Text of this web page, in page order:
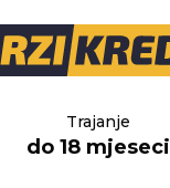
Trajanje
do 18 mjeseci